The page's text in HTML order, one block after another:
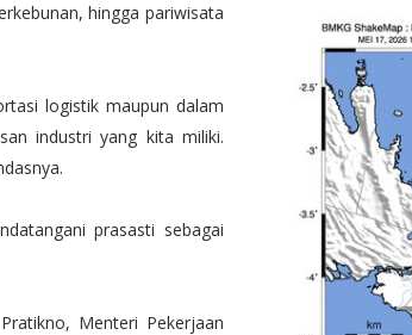
hingga pariwisata
logistik maupun dalam
industri yang kita miliki.
prasasti sebagai
Menteri Pekerjaan